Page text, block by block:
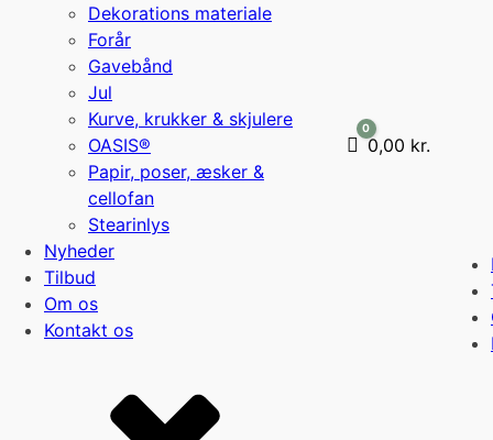
Dekorations materiale
Forår
Gavebånd
Jul
Kurve, krukker & skjulere
OASIS®
Papir, poser, æsker &
cellofan
Stearinlys
Nyheder
Tilbud
Om os
Kontakt os
Cart
0
0,00 kr.